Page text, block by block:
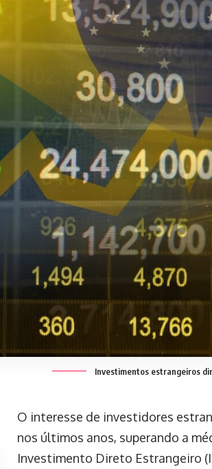
Investimentos estrangeiros
O interesse de investidores
nos últimos anos, superando a
Investimento Direto Estrangeiro